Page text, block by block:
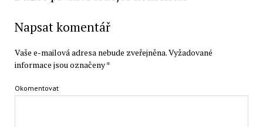
Napsat komentář
Vaše e-mailová adresa nebude zveřejněna.Vyžadované
informace jsou označeny*
Okomentovat